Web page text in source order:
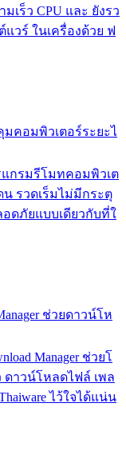
ร็ว CPU และ ยังรว
วร์ ในเครื่องด้วย ฟ
มคอมพิวเตอร์ระยะไ
แกรมรีโมทคอมพิวเต
รวดเร็มไม่มีกระตุ
ดภัยแบบเดียวกับที่ใ
ช่วยดาวน์โห
Manager ช่วยโ
ดาวน์โหลดไฟล์ เพล
ไว้ใจได้แน่น